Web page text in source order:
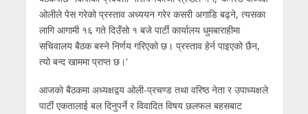
ओलीले पेस गरेको प्रस्ताव अध्ययन गरेर कसरी अगाडि बढ्ने, त्यसका
लागि आगामी १६ गते दिउँसो १ बजे पार्टी कार्यालय धुमबाराहीमा
सचिवालय बैठक बस्ने निर्णय गरिएको छ। प्रस्ताव हेर्न पाइएको छैन,
त्यो बन्द खाममा प्राप्त छ।’
आजको बैठकमा अध्यक्षद्वय ओली-प्रचण्ड तथा वरिष्ठ नेता र उपाध्यक्षले
पार्टी एकतालाई बल दिनुपर्ने र विवादित विषय छलफल बहसबाट